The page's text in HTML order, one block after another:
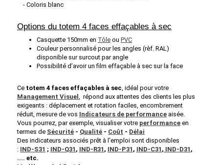
- Coloris blanc
Options du totem 4 faces effaçables à sec
Casquette 150mm en Tôle ou PVC
Couleur personnalisé pour les angles (rèf. RAL)
disponible sur surcout par angle
Possibilité d’avoir un film effaçable à sec sur la face
Ce totem 4 faces effaçables à sec , idéal pour votre
Management Visuel
, répond aux attentes des clients les plus
exigeants : déplacement et rotation faciles, encombrement
réduit, mesure de vos Indicateurs de performance aisée.
Vous pourrez, par exemple, visualiser votre performance en
termes de Sécurité - Qualité - Coût - Délai
Des indicateurs associés prêt à l'emploi sont disponibles
: IND-S31 ; IND-Q31 , IND-R31 , IND-P31 , IND-C31 , IND-D31 ,
.... etc.